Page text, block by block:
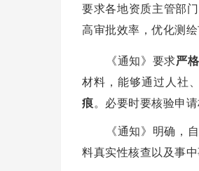
要求各地资质主管部门
高审批效率，优化测绘
《通知》要求严格
材料，能够通过人社
痕。必要时要核验申
《通知》明确，
料真实性核查以及事